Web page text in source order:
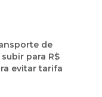
de
para R$
evitar tarifa